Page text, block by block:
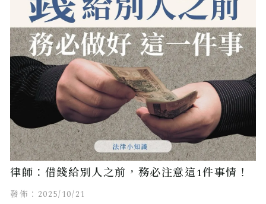
律師：借錢給別人之前，務必注意這1件事情！
發佈：2025/10/21